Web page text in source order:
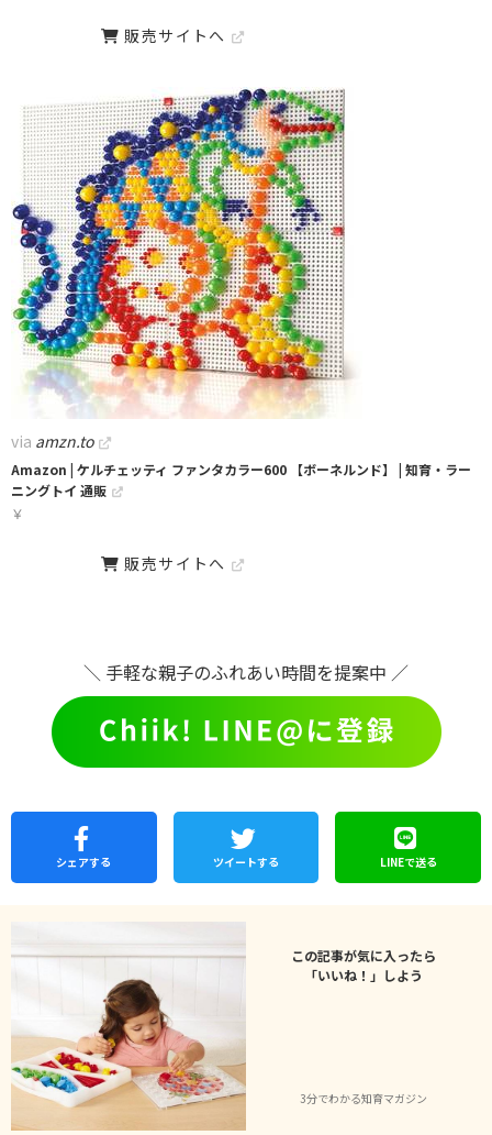
販売サイトへ
via amzn.to
Amazon | ケルチェッティ ファンタカラー600 【ボーネルンド】 | 知育・ラー
ニングトイ 通販
￥
販売サイトへ
＼ 手軽な親子のふれあい時間を提案中 ／
シェアする ツイートする LINEで送る
この記事が気に入ったら
「いいね！」しよう
3分でわかる知育マガジン